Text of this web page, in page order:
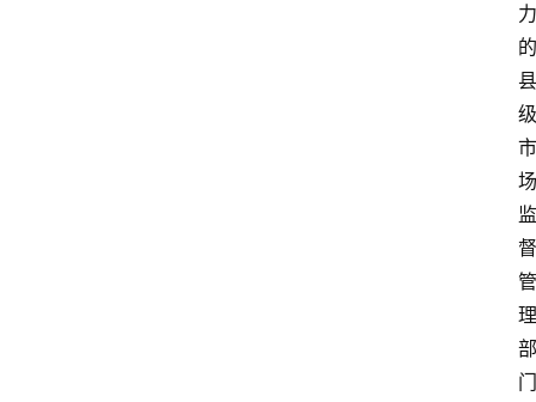
力
的
县
级
市
场
监
督
管
理
部
门